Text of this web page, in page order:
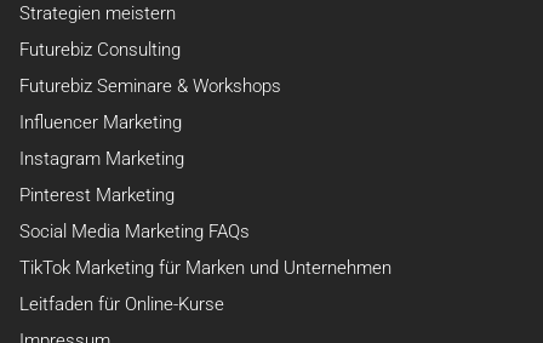
Strategien meistern
Futurebiz Consulting
Futurebiz Seminare & Workshops
Influencer Marketing
Instagram Marketing
Pinterest Marketing
Social Media Marketing FAQs
TikTok Marketing für Marken und Unternehmen
Leitfaden für Online-Kurse